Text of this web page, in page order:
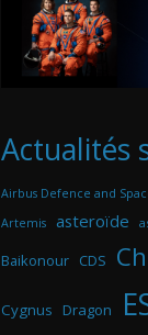
Actualités
Airbus Defence and
Artemis asteroïde
Baikonour CDS
Cygnus Dragon